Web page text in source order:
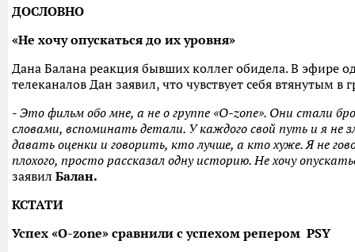
ДОСЛОВНО
«Не хочу опускаться до их уровня»
Дана Балана реакция бывших коллег обидела. В эфире
телеканалов Дан заявил, что чувствует себя втянутым в
- Это фильм обо мне, а не о группе «O-zone». Они стали
словами, вспоминать детали. У каждого свой путь и я не
давать оценки и говорить, кто лучше, а кто хуже. Я не
плохого, просто рассказал одну историю. Не хочу
заявил Балан.
КСТАТИ
Успех «O-zone» сравнили с успехом репером PSY